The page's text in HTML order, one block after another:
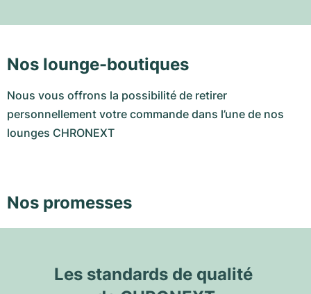
Nos lounge-boutiques
Nous vous offrons la possibilité de retirer
personnellement votre commande dans l’une de nos
lounges CHRONEXT
Nos promesses
Les standards de qualité